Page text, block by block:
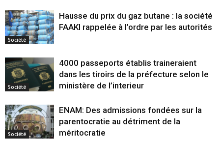
Société
Hausse du prix du gaz butane : la société
FAAKI rappelée à l’ordre par les autorités
Société
4000 passeports établis traineraient
dans les tiroirs de la préfecture selon le
ministère de l’interieur
Société
ENAM: Des admissions fondées sur la
parentocratie au détriment de la
méritocratie